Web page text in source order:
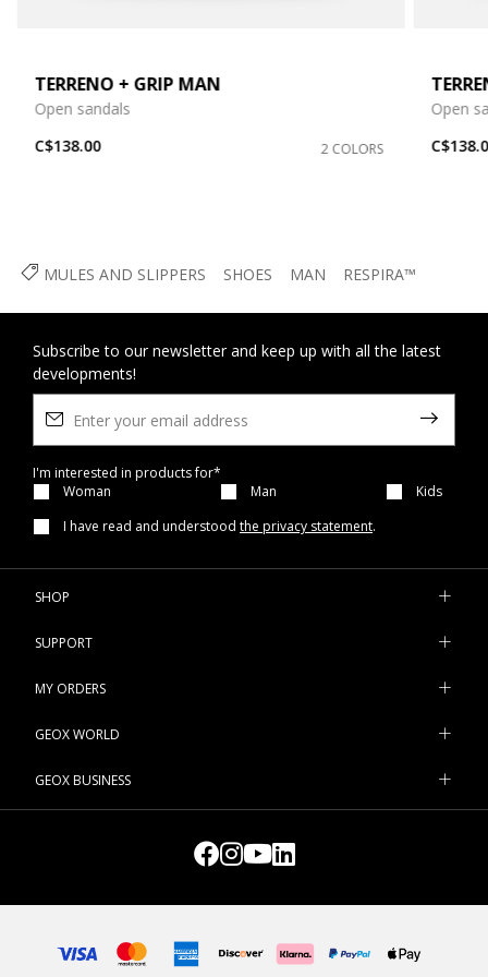
MULES AND SLIPPERS SHOES MAN RESPIRA™
TERRENO + GRIP MAN
Open sandals
C$138.00
2 COLORS
Open
Subscribe to our newsletter and keep up with all the latest
developments!
I'm interested in products for*
Woman
Man
Kids
I have read and understood the privacy statement.
SHOP
SUPPORT
MY ORDERS
GEOX WORLD
GEOX BUSINESS